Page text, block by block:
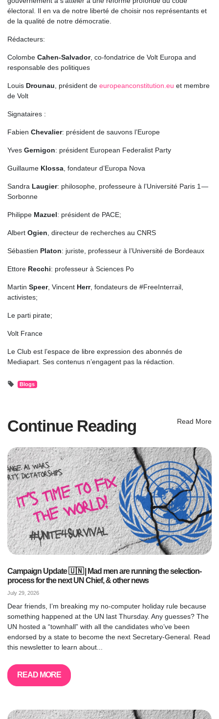
électoral. Il en va de notre liberté de choisir nos représentants et
de la qualité de notre démocratie.
Rédacteurs:
Colombe Cahen-Salvador, co-fondatrice de Volt Europa and
responsable des politiques
Louis Drounau, président de europeanconstitution.eu et membre
de Volt
Signataires :
Fabien Chevalier: président de sauvons l’Europe
Yves Gernigon: président European Federalist Party
Guillaume Klossa, fondateur d’Europa Nova
Sandra Laugier: philosophe, professeure à l’Université Paris 1 —
Sorbonne
Philippe Mazuel: président de PACE;
Albert Ogien, directeur de recherches au CNRS
Sébastien Platon: juriste, professeur à l’Université de Bordeaux
Ettore Recchi: professeur à Sciences Po
Martin Speer, Vincent Herr, fondateurs de #FreeInterrail,
activistes;
Le parti pirate;
Volt France
Le Club est l’espace de libre expression des abonnés de
Mediapart. Ses contenus n’engagent pas la rédaction.
Blogs
Continue Reading Read More
Campaign Update 🇺🇳 | Mad men are running the selection-
process for the next UN Chief, & other news
July 29, 2026
Dear friends, I’m breaking my no-computer holiday rule because
something happened at the UN last Thursday. Any guesses? The
UN hosted a “townhall” with all the candidates who’ve been
endorsed by a state to become the next Secretary-General. Read
this newsletter to learn about...
READ MORE